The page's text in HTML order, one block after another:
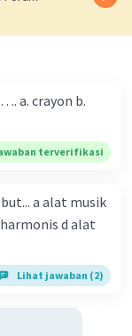
a. crayon b.
terverifikasi
a alat musik
d alat
Lihat jawaban (2)